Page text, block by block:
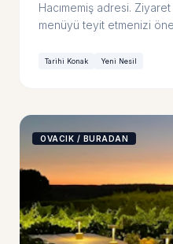
Hacımemiş adresi.
menüyü teyit etmenizi
Tarihi Konak Yeni Nesil
OVACIK / BURADAN